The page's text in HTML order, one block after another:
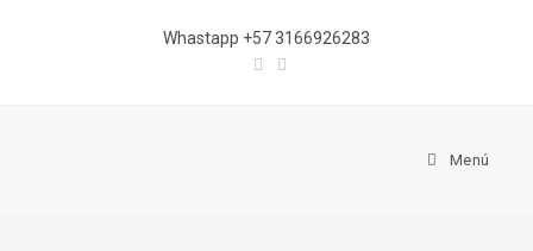
Whastapp +57 3166926283
Menú